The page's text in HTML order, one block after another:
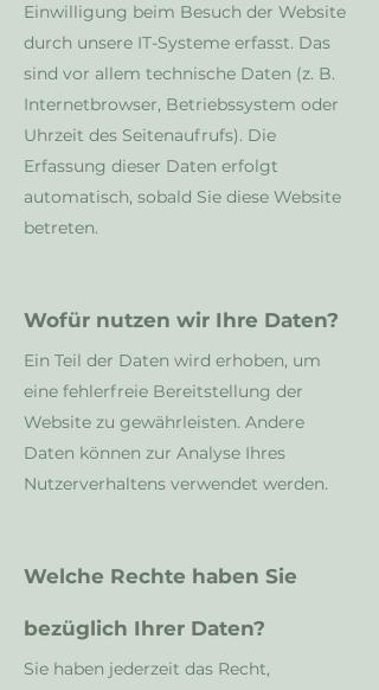
Einwilligung beim Besuch der Website
durch unsere IT-Systeme erfasst. Das
sind vor allem technische Daten (z. B.
Internetbrowser, Betriebssystem oder
Uhrzeit des Seitenaufrufs). Die
Erfassung dieser Daten erfolgt
automatisch, sobald Sie diese Website
betreten.
Wofür nutzen wir Ihre Daten?
Ein Teil der Daten wird erhoben, um
eine fehlerfreie Bereitstellung der
Website zu gewährleisten. Andere
Daten können zur Analyse Ihres
Nutzerverhaltens verwendet werden.
Welche Rechte haben Sie
bezüglich Ihrer Daten?
Sie haben jederzeit das Recht,